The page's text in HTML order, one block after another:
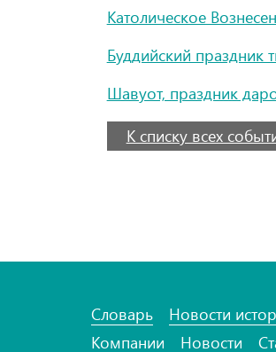
Католическое
Буддийский
Шавуот, праздник
К списку всех
Словарь
Новости
Компании
Новости